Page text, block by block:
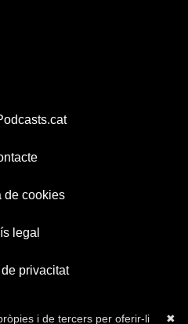
de cookies
legal
privacitat
✖
i de tercers per oferir-li